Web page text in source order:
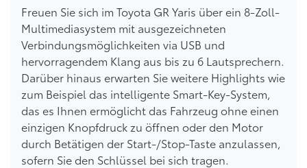
Freuen Sie sich im Toyota GR Yaris über ein 8-Zoll-
Multimediasystem mit ausgezeichneten
Verbindungsmöglichkeiten via USB und
hervorragendem Klang aus bis zu 6 Lautsprechern.
Darüber hinaus erwarten Sie weitere Highlights wie
zum Beispiel das intelligente Smart-Key-System,
das es Ihnen ermöglicht das Fahrzeug ohne einen
einzigen Knopfdruck zu öffnen oder den Motor
durch Betätigen der Start-/Stop-Taste anzulassen,
sofern Sie den Schlüssel bei sich tragen.